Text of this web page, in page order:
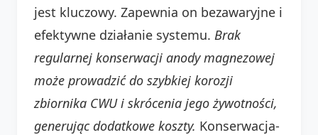
jest kluczowy. Zapewnia on bezawaryjne i
efektywne działanie systemu. Brak
regularnej konserwacji anody magnezowej
może prowadzić do szybkiej korozji
zbiornika CWU i skrócenia jego żywotności,
generując dodatkowe koszty. Konserwacja-